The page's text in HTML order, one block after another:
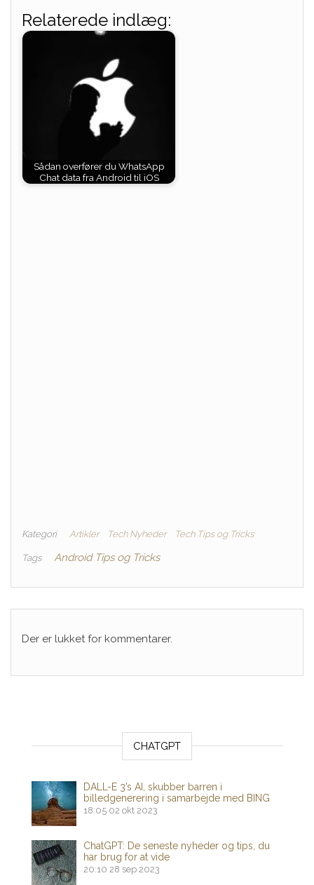
Relaterede indlæg:
Sådan overfører du WhatsApp
Chat data fra Android til iOS
Kategori Artikler Tech Nyheder Tech Tips og Tricks
Tags Android Tips og Tricks
Der er lukket for kommentarer.
CHATGPT
DALL-E 3’s AI, skubber barren i
billedgenerering i samarbejde med BING
18:05 02 okt 2023
ChatGPT: De seneste nyheder og tips, du
har brug for at vide
20:10 28 sep 2023